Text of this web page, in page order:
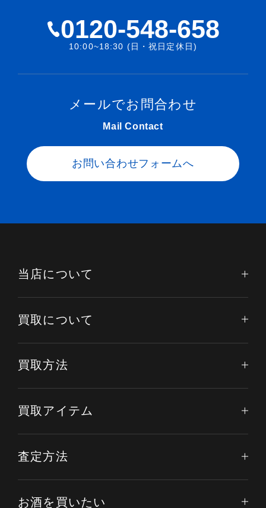
0120-548-658
10:00~18:30 (日・祝日定休日)
メールでお問合わせ
Mail Contact
お問い合わせフォームへ
当店について
買取について
買取方法
買取アイテム
査定方法
お酒を買いたい
電話する